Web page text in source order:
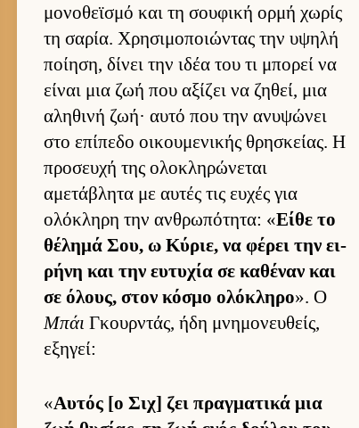
μονοθεϊσμό και τη σου­φική ορμή χωρίς
τη σαρία. Χρησιμοποιώντας την υψηλή
ποί­ηση, δίνει την ιδέα του τι μπορεί να
εί­ναι μια ζωή που αξίζει να ζηθεί, μια
αληθινή ζωή· αυτό που την ανυψώνει
στο επίπεδο οι­κου­μενικής θρησκεί­ας. Η
προσευχή της ολοκληρώνεται
αμετάβλητα με αυ­τές τις ευ­χές για
ολόκληρη την αν­θρωπότητα: «Είθε το
θέλημά Σου, ω Κύριε, να φέρει την ει­
ρήνη και την ευ­τυχία σε καθέναν και
σε όλους, στον κόσμο ολόκληρο». Ο
Μπάι Γκουρ­ντάς, ήδη μνημονευ­θείς,
εξηγεί:
«Αυ­τός [ο Σιχ] ζει πραγ­ματικά μια